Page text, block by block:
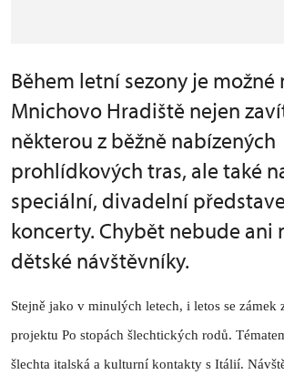
Během letní sezony je možné
Mnichovo Hradiště nejen
některou z běžně nabízených
prohlídkových tras, ale také
speciální, divadelní
koncerty. Chybět nebude ani
dětské návštěvníky.
Stejně jako v minulých letech, i letos se zámek
projektu Po stopách šlechtických rodů.
šlechta italská a kulturní kontakty s Itálií.